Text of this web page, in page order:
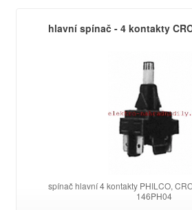
hlavní spínač - 4 kontakty
spínač hlavní 4 kontakty PHILCO,
146PH04